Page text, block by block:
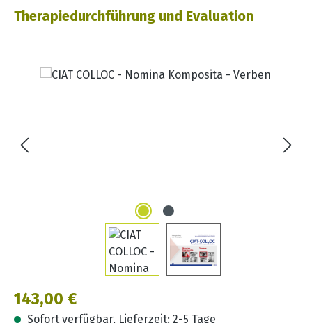
Therapiedurchführung und Evaluation
Bildergalerie überspringen
Regulärer Preis:
143,00 €
Sofort verfügbar, Lieferzeit: 2-5 Tage